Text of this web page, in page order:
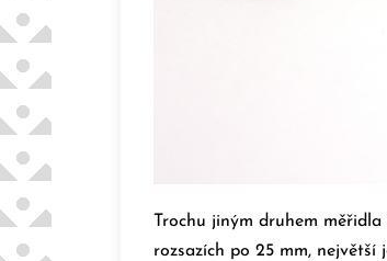
Trochu jiným druhem
rozsazích po 25 mm, největší